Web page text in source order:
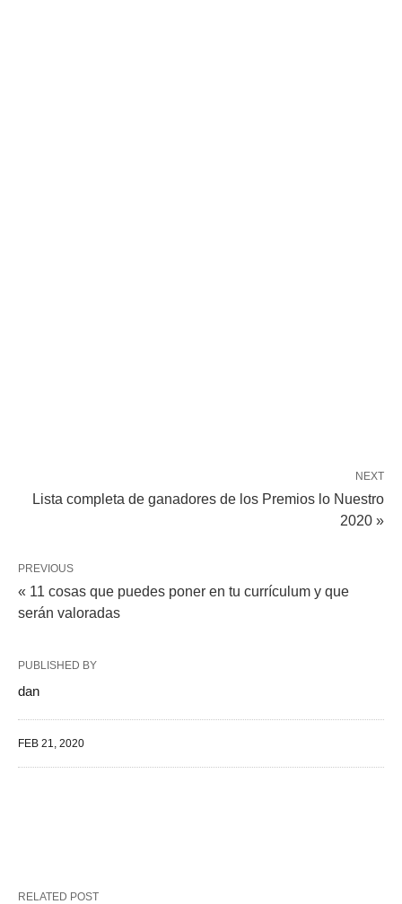
NEXT
Lista completa de ganadores de los Premios lo Nuestro
2020 »
PREVIOUS
« 11 cosas que puedes poner en tu currículum y que
serán valoradas
PUBLISHED BY
dan
FEB 21, 2020
RELATED POST